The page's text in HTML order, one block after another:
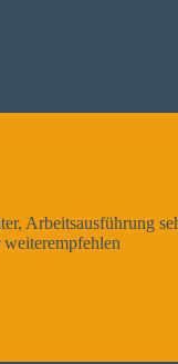
gut und sehr